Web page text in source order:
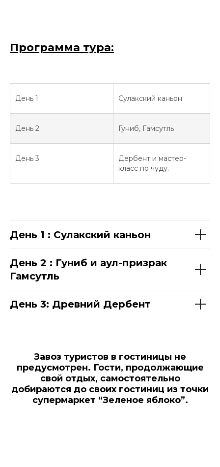
Программа тура:
День 1 Сулакский каньон
День 2 Гуниб, Гамсутль
День 3
Дербент и мастер-
класс по чуду.
День 1 : Сулакский каньон
День 2 : Гуниб и аул-призрак
Гамсутль
День 3: Древний Дербент
Завоз туристов в гостиницы не
предусмотрен. Гости, продолжающие
свой отдых, самостоятельно
добираются до своих гостиниц из точки
супермаркет “Зеленое яблоко”.